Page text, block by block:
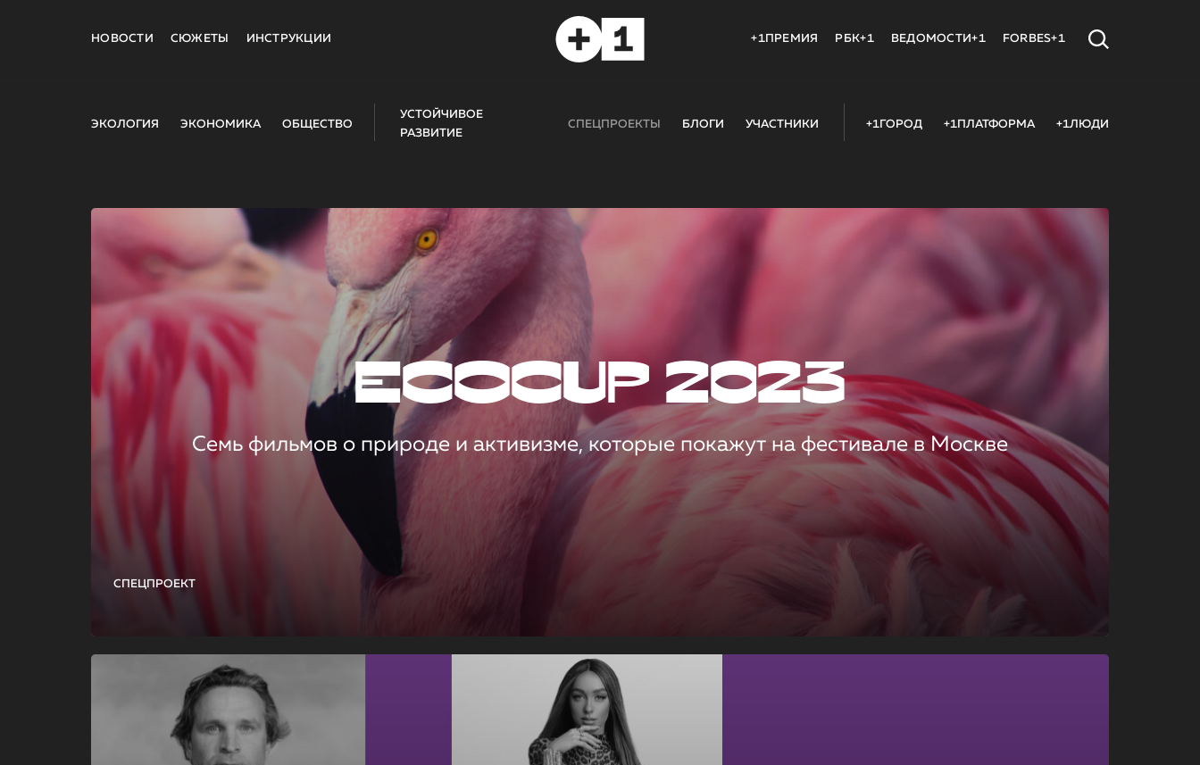
НОВОСТИ СЮЖЕТЫ ИНСТРУКЦИИ +1ПРЕМИЯ РБК+1 ВЕДОМОСТИ+1 FORBES+1
ЭКОЛОГИЯ ЭКОНОМИКА ОБЩЕСТВО
УСТОЙЧИВОЕ
РАЗВИТИЕ
СПЕЦПРОЕКТЫ БЛОГИ УЧАСТНИКИ +1ГОРОД +1ПЛАТФОРМА +1ЛЮДИ
СПЕЦПРОЕКТ
ECOCUP 2023
Семь фильмов о природе и активизме, которые покажут на фестивале в Москве